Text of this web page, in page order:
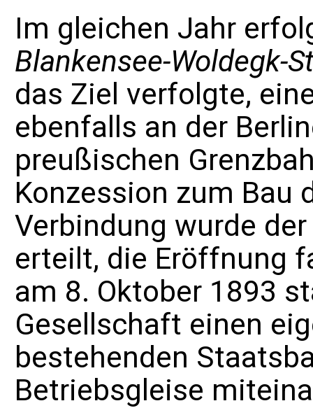
Im gleichen Jahr
Blankensee-Woldegk-
das Ziel verfolgte,
ebenfalls an der
preußischen
Konzession zum Bau
Verbindung wurde
erteilt, die Eröffnung
am 8. Oktober 1893
Gesellschaft einen
bestehenden
Betriebsgleise